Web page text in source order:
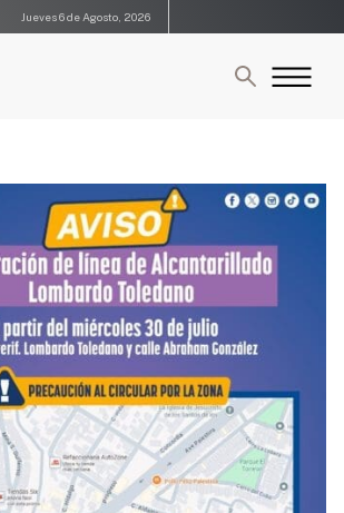
Jueves 6 de Agosto, 2026